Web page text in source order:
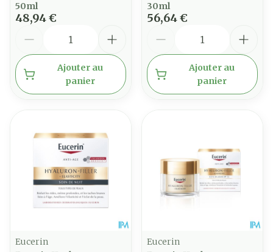
50ml
48,94 €
Ajouter au
panier
30ml
56,64 €
Ajouter au
panier
Eucerin
Eucerin